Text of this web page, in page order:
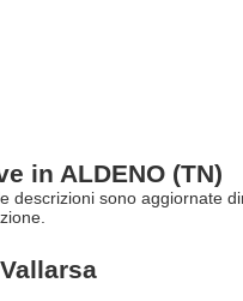
in ALDENO (TN)
descrizioni sono aggiornate
Vallarsa